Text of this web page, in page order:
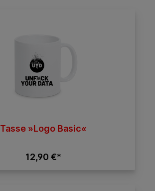
Tasse »Logo Basic«
12,90 €*